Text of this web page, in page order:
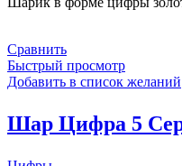
Сравнить
Быстрый просмотр
Добавить в список желаний
Шар Цифра 5